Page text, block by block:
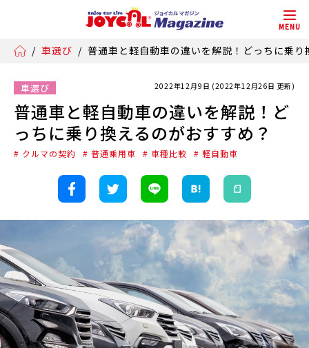
MENU
/ 車選び / 普通車と軽自動車の違いを解説！どっちに乗
車選び 2022年12月9日 (2022年12月26日 更新)
普通車と軽自動車の違いを解説！ど
っちに乗り換えるのがおすすめ？
# クルマの契約 # 普通乗用車 # 車種比較 # 軽自動車